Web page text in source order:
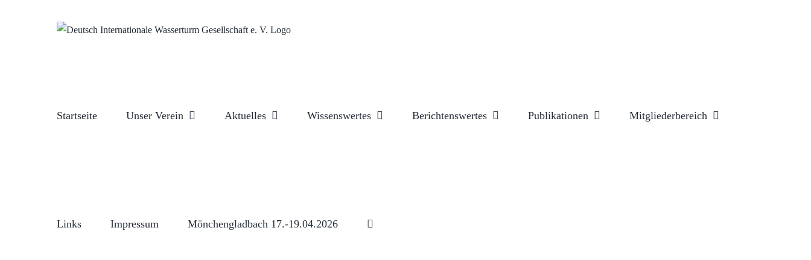
Startseite Unser Verein Aktuelles Wissenswertes Berichtenswertes Publikationen Mitgliederbereich
Links Impressum Mönchengladbach 17.-19.04.2026